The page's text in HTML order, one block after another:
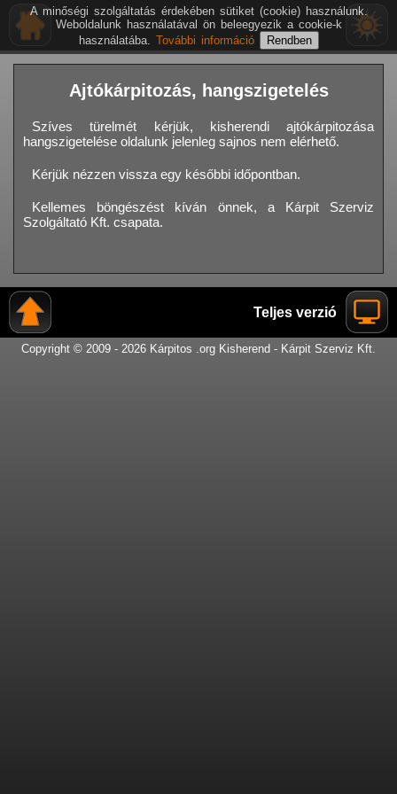
Ajtókárpitozás, hangszigetelés
Szíves türelmét kérjük, kisherendi ajtókárpitozása
hangszigetelése oldalunk jelenleg sajnos nem elérhető.
Kérjük nézzen vissza egy későbbi időpontban.
Kellemes böngészést kíván önnek, a Kárpit Szerviz
Szolgáltató Kft. csapata.
Teljes verzió
Copyright © 2009 - 2026 Kárpitos .org Kisherend - Kárpit Szerviz Kft.
A minőségi szolgáltatás érdekében sütiket (cookie) használunk.
Weboldalunk használatával ön beleegyezik a cookie-k
használatába. További információ